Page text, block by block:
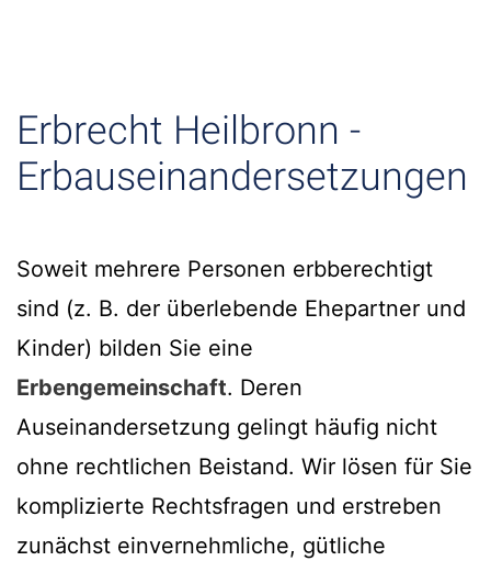
Erbrecht Heilbronn -
Erbauseinandersetzungen
Soweit mehrere Personen erbberechtigt
sind (z. B. der überlebende Ehepartner und
Kinder) bilden Sie eine
Erbengemeinschaft. Deren
Auseinandersetzung gelingt häufig nicht
ohne rechtlichen Beistand. Wir lösen für Sie
komplizierte Rechtsfragen und erstreben
zunächst einvernehmliche, gütliche